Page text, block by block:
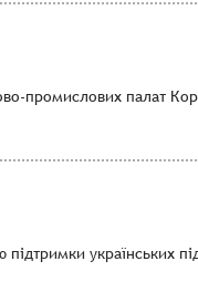
промислових палат
підтримки українських